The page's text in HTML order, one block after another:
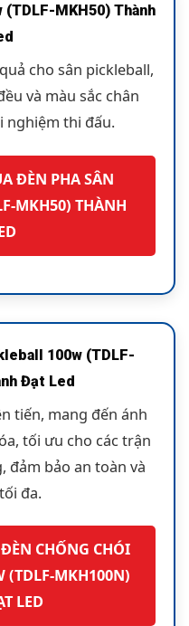
MKH50) Thành
cho sân pickleball,
và màu sắc chân
thi đấu.
ĐÈN PHA SÂN
MKH50) THÀNH
100w (TDLF-
Đạt Led
tiến, mang đến ánh
tối ưu cho các trận
đảm bảo an toàn và
đa.
CHỐNG CHÓI
(TDLF-MKH100N)
LED